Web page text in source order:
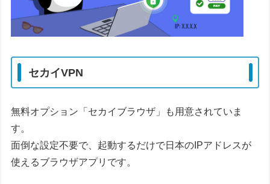
セカイVPN
無料オプション「セカイブラウザ」も用意されていま
す。
面倒な設定不要で、起動するだけで日本のIPアドレスが
使えるブラウザアプリです。